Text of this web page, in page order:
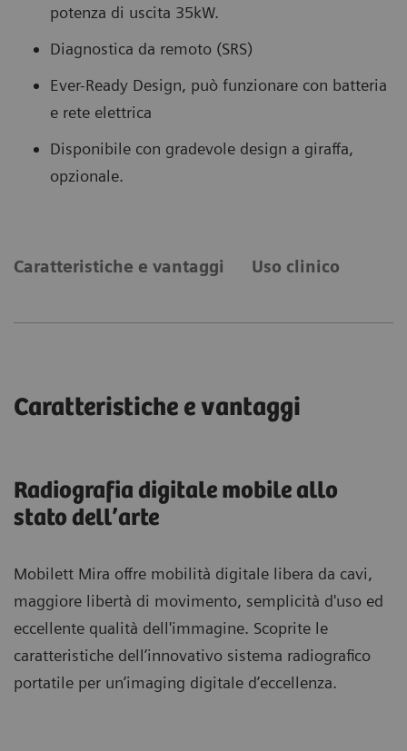
potenza di uscita 35kW.
Diagnostica da remoto (SRS)
Ever-Ready Design, può funzionare con batteria
e rete elettrica
Disponibile con gradevole design a giraffa,
opzionale.
Caratteristiche e vantaggi Uso clinico
Caratteristiche e vantaggi
Radiografia digitale mobile allo
stato dell’arte
Mobilett Mira offre mobilità digitale libera da cavi,
maggiore libertà di movimento, semplicità d'uso ed
eccellente qualità dell'immagine. Scoprite le
caratteristiche dell’innovativo sistema radiografico
portatile per un’imaging digitale d’eccellenza.